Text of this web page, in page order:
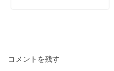
コメントを残す